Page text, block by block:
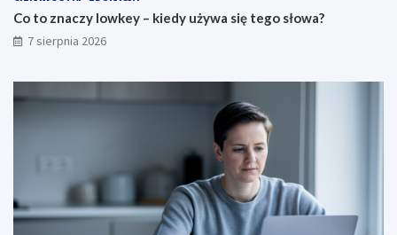
Co to znaczy lowkey – kiedy używa się tego słowa?
7 sierpnia 2026